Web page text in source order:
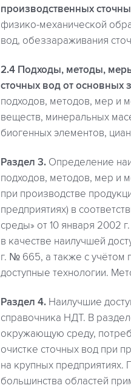
производственных
физико-механической
вод, обеззараживания
2.4 Подходы, методы,
сточных вод от основных
подходов, методов, мер и
веществ, минеральных
биогенных элементов,
Раздел 3. Определение
подходов, методов, мер и
при производстве
предприятиях) в
среды» от 10 января 2002
в качестве наилучшей
г. № 665, а также с
доступные технологии.
Раздел 4. Наилучшие
справочника НДТ. В
окружающую среду,
очистке сточных вод при
на крупных предприятиях.
большинства областей